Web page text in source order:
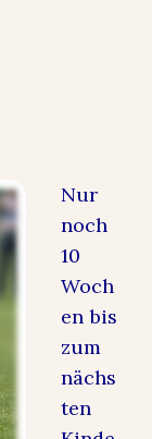
Nur
noch
10
Woch
en bis
zum
nächs
ten